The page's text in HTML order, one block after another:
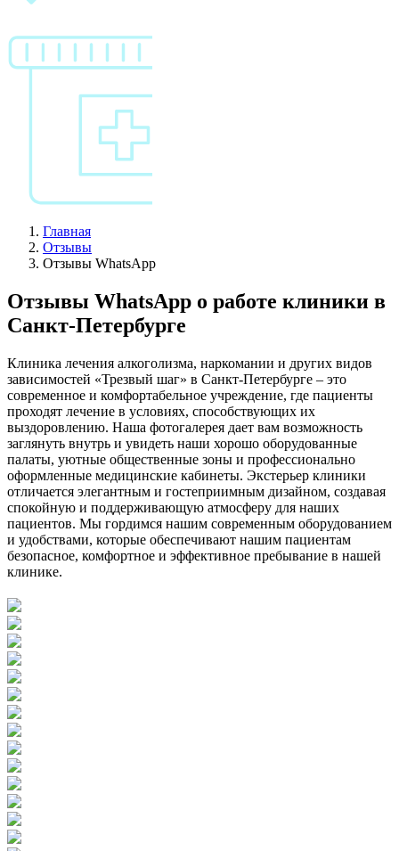
Главная
Отзывы
Отзывы WhatsApp
Отзывы WhatsApp о работе клиники в
Санкт-Петербурге
Клиника лечения алкоголизма, наркомании и других видов
зависимостей «Трезвый шаг» в Санкт-Петербурге – это
современное и комфортабельное учреждение, где пациенты
проходят лечение в условиях, способствующих их
выздоровлению. Наша фотогалерея дает вам возможность
заглянуть внутрь и увидеть наши хорошо оборудованные
палаты, уютные общественные зоны и профессионально
оформленные медицинские кабинеты. Экстерьер клиники
отличается элегантным и гостеприимным дизайном, создавая
спокойную и поддерживающую атмосферу для наших
пациентов. Мы гордимся нашим современным оборудованием
и удобствами, которые обеспечивают нашим пациентам
безопасное, комфортное и эффективное пребывание в нашей
клинике.